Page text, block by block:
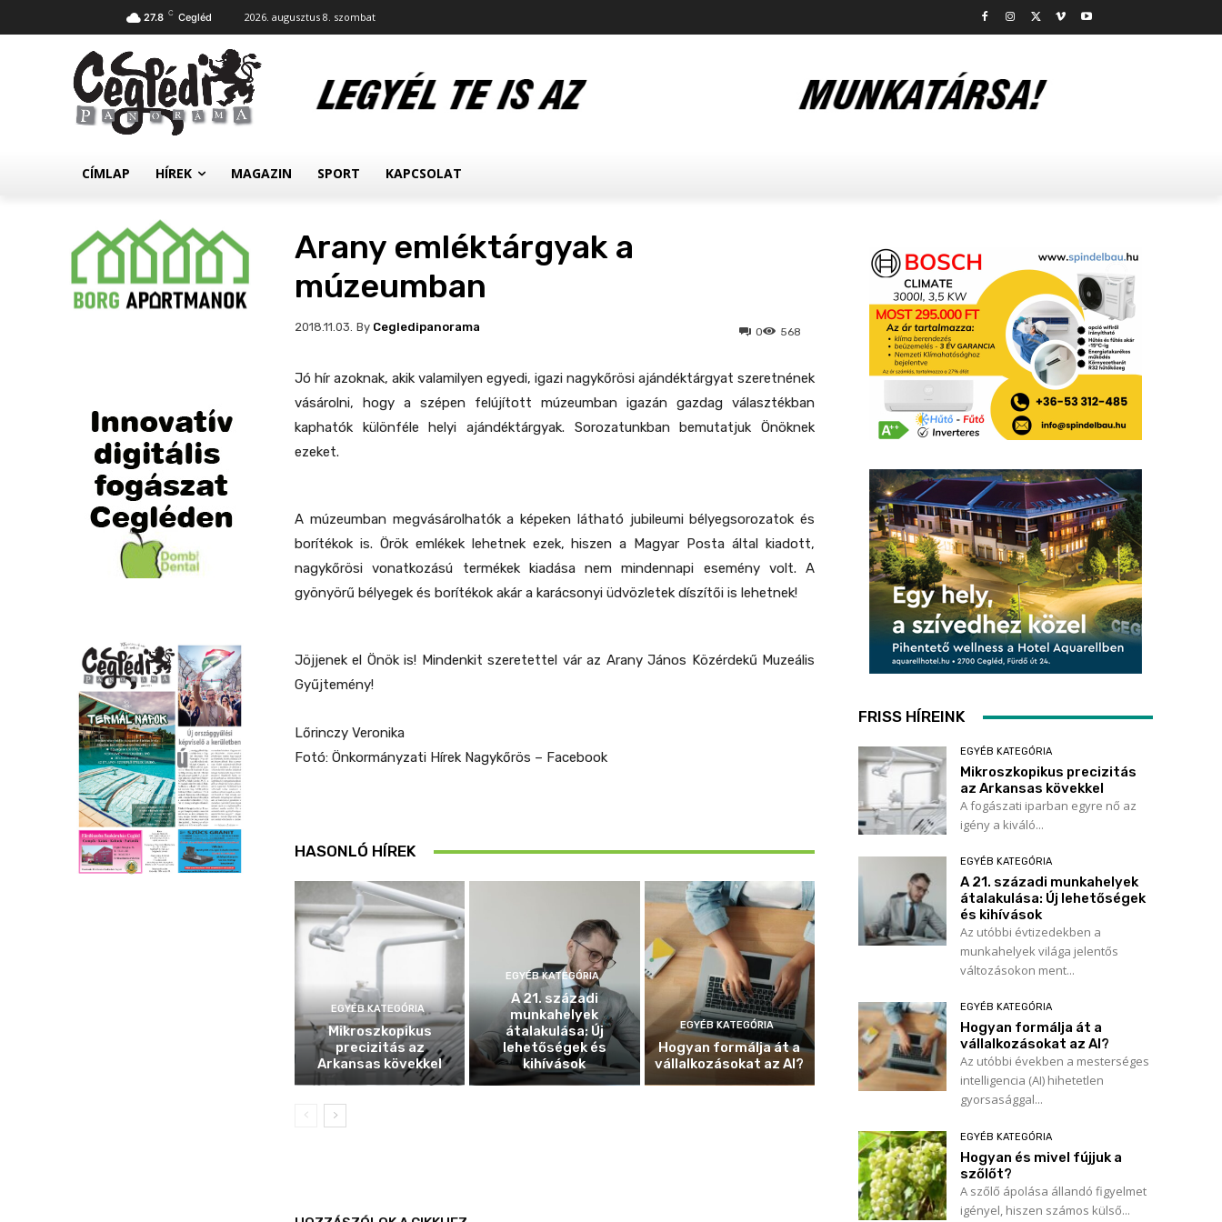
27.8 C Cegléd 2026. augusztus 8. szombat
CÍMLAP HÍREK MAGAZIN SPORT KAPCSOLAT
Arany emléktárgyak a
múzeumban
2018.11.03. 568
0
By Cegledipanorama
Jó hír azoknak, akik valamilyen egyedi, igazi nagykőrösi ajándéktárgyat szeretnének
vásárolni, hogy a szépen felújított múzeumban igazán gazdag választékban
kaphatók különféle helyi ajándéktárgyak. Sorozatunkban bemutatjuk Önöknek
ezeket.
A múzeumban megvásárolhatók a képeken látható jubileumi bélyegsorozatok és
borítékok is. Örök emlékek lehetnek ezek, hiszen a Magyar Posta által kiadott,
nagykőrösi vonatkozású termékek kiadása nem mindennapi esemény volt. A
gyönyörű bélyegek és borítékok akár a karácsonyi üdvözletek díszítői is lehetnek!
Jöjjenek el Önök is! Mindenkit szeretettel vár az Arany János Közérdekű Muzeális
Gyűjtemény!
Lőrinczy Veronika
Fotó: Önkormányzati Hírek Nagykőrös – Facebook
HASONLÓ HÍREK
EGYÉB KATEGÓRIA
Mikroszkopikus
precizitás az
Arkansas kövekkel
EGYÉB KATEGÓRIA
A 21. századi
munkahelyek
átalakulása: Új
lehetőségek és
kihívások
EGYÉB KATEGÓRIA
Hogyan formálja át a
vállalkozásokat az AI?
FRISS HÍREINK
EGYÉB KATEGÓRIA
Mikroszkopikus precizitás
az Arkansas kövekkel
A fogászati iparban egyre nő az
igény a kiváló...
EGYÉB KATEGÓRIA
A 21. századi munkahelyek
átalakulása: Új lehetőségek
és kihívások
Az utóbbi évtizedekben a
munkahelyek világa jelentős
változásokon ment...
EGYÉB KATEGÓRIA
Hogyan formálja át a
vállalkozásokat az AI?
Az utóbbi években a mesterséges
intelligencia (AI) hihetetlen
gyorsasággal...
EGYÉB KATEGÓRIA
Hogyan és mivel fújjuk a
szőlőt?
A szőlő ápolása állandó figyelmet
igényel, hiszen számos külső...